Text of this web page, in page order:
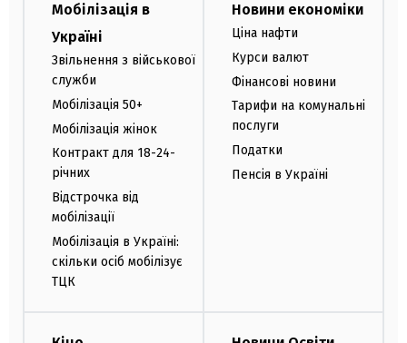
Мобілізація в
Україні
Звільнення з військової
служби
Мобілізація 50+
Мобілізація жінок
Контракт для 18-24-
річних
Відстрочка від
мобілізації
Мобілізація в Україні:
скільки осіб мобілізує
ТЦК
Новини економіки
Ціна нафти
Курси валют
Фінансові новини
Тарифи на комунальні
послуги
Податки
Пенсія в Україні